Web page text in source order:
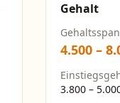
Gehalt
4.500 –
3.800 –